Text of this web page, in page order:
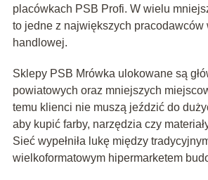
placówkach PSB Profi. W wielu
to jedne z największych pracodawców
handlowej.
Sklepy PSB Mrówka ulokowane są
powiatowych oraz mniejszych
temu klienci nie muszą jeździć do
aby kupić farby, narzędzia czy
Sieć wypełniła lukę między
wielkoformatowym hipermarketem